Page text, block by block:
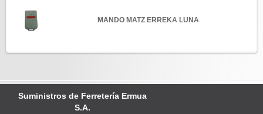
MANDO MATZ ERREKA LUNA
Suministros de Ferretería Ermua
S.A.